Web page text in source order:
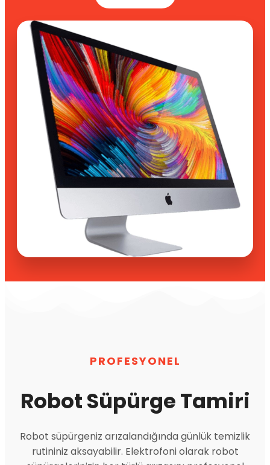
PROFESYONEL
Robot Süpürge Tamiri
Robot süpürgeniz arızalandığında günlük temizlik
rutininiz aksayabilir. Elektrofoni olarak robot